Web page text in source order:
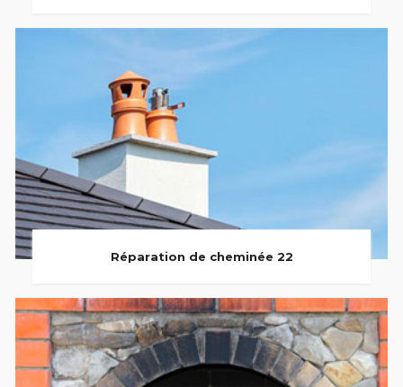
Réparation de cheminée 22